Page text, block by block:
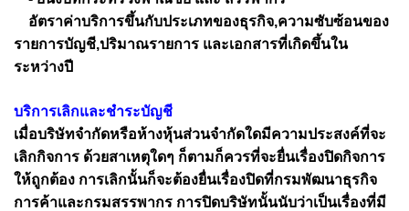
อัตราค่าบริการขึ้นกับประเภทของธุรกิจ,ความซับซ้อนของ
รายการบัญชี,ปริมาณรายการ และเอกสารที่เกิดขึ้นใน
ระหว่างปี
บริการเลิกและชำระบัญชี
เมื่อบริษัทจำกัดหรือห้างหุ้นส่วนจำกัดใดมีความประสงค์ที่จะ
เลิกกิจการ ด้วยสาเหตุใดๆ ก็ตามก็ควรที่จะยื่นเรื่องปิดกิจการ
ให้ถูกต้อง การเลิกนั้นก็จะต้องยื่นเรื่องปิดที่กรมพัฒนาธุรกิจ
การค้าและกรมสรรพากร การปิดบริษัทนั้นนับว่าเป็นเรื่องที่มี